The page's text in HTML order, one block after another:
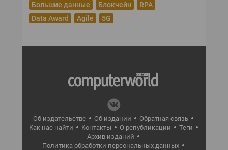
Большие данные
Блокчейн
RPA
Data Award
Agile 5G
Об издательстве Об издании
Обратная связь
Как нас найти
Контакты О републикации
Теги
Архив изданий
Политика обработки персональных данных